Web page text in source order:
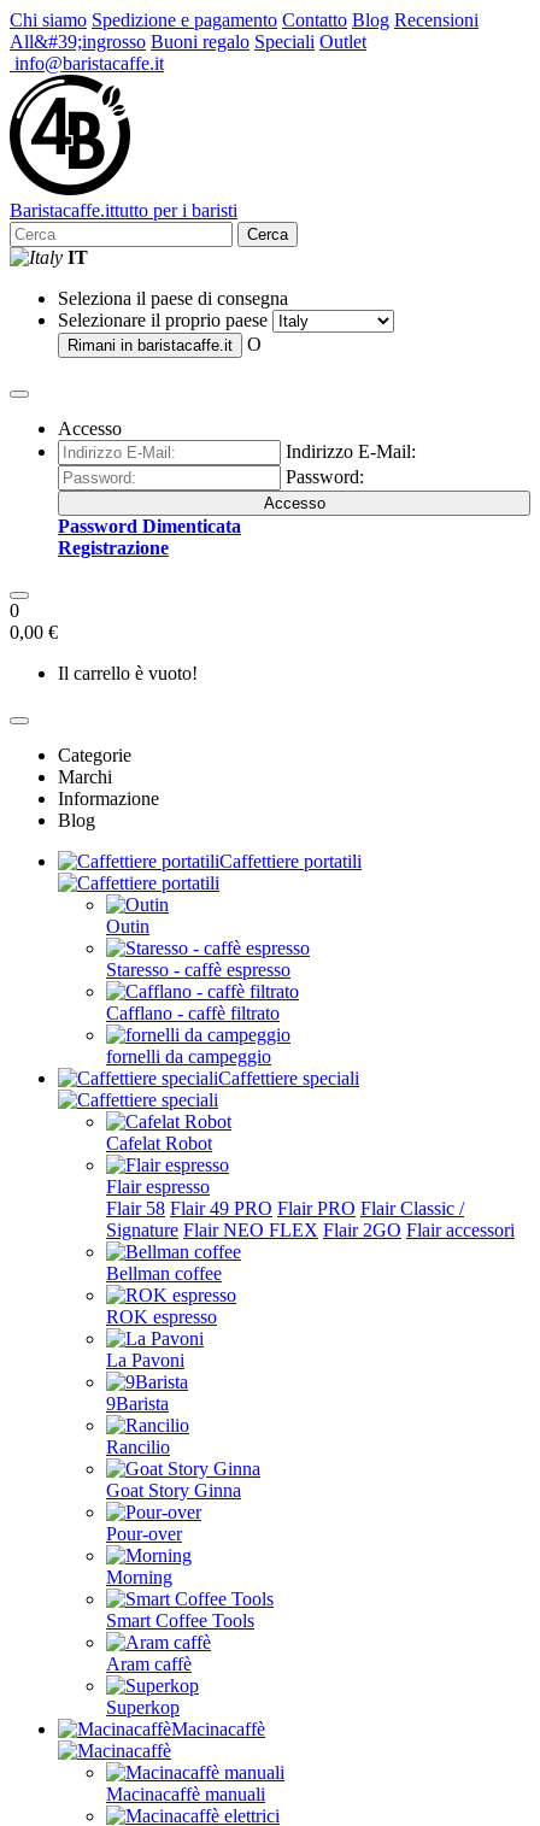
Chi siamo Spedizione e pagamento Contatto Blog Recensioni
All&#39;ingrosso Buoni regalo Speciali Outlet
info@baristacaffe.it
Baristacaffe.ittutto per i baristi
Cerca
IT
Seleziona il paese di consegna
Selezionare il proprio paese
Rimani in baristacaffe.it O
Accesso
Indirizzo E-Mail:
Password:
Accesso
Password Dimenticata
Registrazione
0
0,00 €
Il carrello è vuoto!
Categorie
Marchi
Informazione
Blog
Caffettiere portatili
Outin
Staresso - caffè espresso
Cafflano - caffè filtrato
fornelli da campeggio
Caffettiere speciali
Cafelat Robot
Flair espresso
Flair 58 Flair 49 PRO Flair PRO Flair Classic /
Signature Flair NEO FLEX Flair 2GO Flair accessori
Bellman coffee
ROK espresso
La Pavoni
9Barista
Rancilio
Goat Story Ginna
Pour-over
Morning
Smart Coffee Tools
Aram caffè
Superkop
Macinacaffè
Macinacaffè manuali